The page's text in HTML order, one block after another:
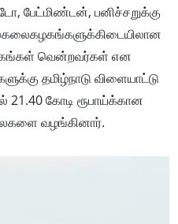
பேட்மிண்டன், பனிச்சறுக்கு
வென்றவர்கள் என
தமிழ்நாடு விளையாட்டு
21.40 கோடி ரூபாய்க்கான
வழங்கினார்.